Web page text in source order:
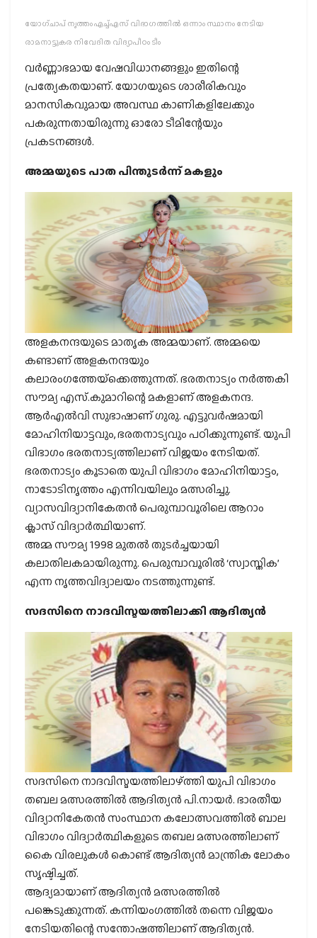
യോഗ്ചാപ് നൃത്തം എച്ച്എസ് വിഭാഗത്തില്‍ ഒന്നാം സ്ഥാനം നേടിയ
രാമനാട്ടുകര നിവേദിത വിദ്യാപീഠം ടീം
വര്‍ണ്ണാഭമായ വേഷവിധാനങ്ങളും ഇതിന്റെ
പ്രത്യേകതയാണ്. യോഗയുടെ ശാരീരികവും
മാനസികവുമായ അവസ്ഥ കാണികളിലേക്കും
പകരുന്നതായിരുന്നു ഓരോ ടീമിന്റേയും
പ്രകടനങ്ങള്‍.
അമ്മയുടെ പാത പിന്തുടര്‍ന്ന് മകളും
അളകനന്ദയുടെ മാതൃക അമ്മയാണ്. അമ്മയെ
കണ്ടാണ് അളകനന്ദയും
കലാരംഗത്തേയ്‌ക്കെത്തുന്നത്. ഭരതനാട്യം നര്‍ത്തകി
സൗമ്യ എസ്.കുമാറിന്റെ മകളാണ് അളകനന്ദ.
ആര്‍എല്‍വി സുഭാഷാണ് ഗുരു. എട്ടുവര്‍ഷമായി
മോഹിനിയാട്ടവും, ഭരതനാട്യവും പഠിക്കുന്നുണ്ട്. യുപി
വിഭാഗം ഭരതനാട്യത്തിലാണ് വിജയം നേടിയത്.
ഭരതനാട്യം കൂടാതെ യുപി വിഭാഗം മോഹിനിയാട്ടം,
നാടോടിനൃത്തം എന്നിവയിലും മത്സരിച്ചു.
വ്യാസവിദ്യാനികേതന്‍ പെരുമ്പാവൂരിലെ ആറാം
ക്ലാസ് വിദ്യാര്‍ത്ഥിയാണ്.
അമ്മ സൗമ്യ 1998 മുതല്‍ തുടര്‍ച്ചയായി
കലാതിലകമായിരുന്നു. പെരുമ്പാവൂരില്‍ ‘സ്വാസ്തിക’
എന്ന നൃത്തവിദ്യാലയം നടത്തുന്നുണ്ട്.
സദസിനെ നാദവിസ്മയത്തിലാക്കി ആദിത്യന്‍
സദസിനെ നാദവിസ്മയത്തിലാഴ്‌ത്തി യുപി വിഭാഗം
തബല മത്സരത്തില്‍ ആദിത്യന്‍ പി.നായര്‍. ഭാരതീയ
വിദ്യാനികേതന്‍ സംസ്ഥാന കലോത്സവത്തില്‍ ബാല
വിഭാഗം വിദ്യാര്‍ത്ഥികളുടെ തബല മത്സരത്തിലാണ്
കൈ വിരലുകള്‍ കൊണ്ട് ആദിത്യന്‍ മാന്ത്രിക ലോകം
സൃഷ്ടിച്ചത്.
ആദ്യമായാണ് ആദിത്യന്‍ മത്സരത്തില്‍
പങ്കെടുക്കുന്നത്. കന്നിയംഗത്തില്‍ തന്നെ വിജയം
നേടിയതിന്റെ സന്തോഷത്തിലാണ് ആദിത്യന്‍.